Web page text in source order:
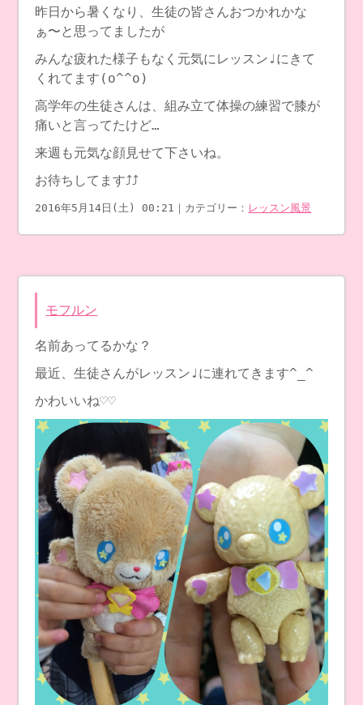
昨日から暑くなり、生徒の皆さんおつかれかな
ぁ〜と思ってましたが
みんな疲れた様子もなく元気にレッスン♩にきて
くれてます(o^^o)
高学年の生徒さんは、組み立て体操の練習で膝が
痛いと言ってたけど…
来週も元気な顔見せて下さいね。
お待ちしてます⤴︎⤴︎
2016年5月14日(土) 00:21｜カテゴリー： レッスン風景
モフルン
名前あってるかな？
最近、生徒さんがレッスン♩に連れてきます^_^
かわいいね♡♡